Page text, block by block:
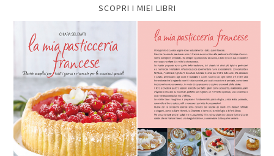
SCOPRI I MIEI LIBRI